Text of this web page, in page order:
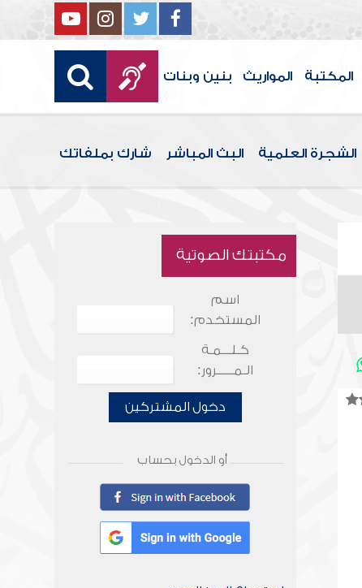
المكتبة المواريث بنين وبنات
الشجرة العلمية البث المباشر شارك بملفاتك
مكتبتك الصوتية
اسم
المستخدم:
كـلـــمـة
الـمـــــرور:
دخول المشتركين
أو الدخول بحساب